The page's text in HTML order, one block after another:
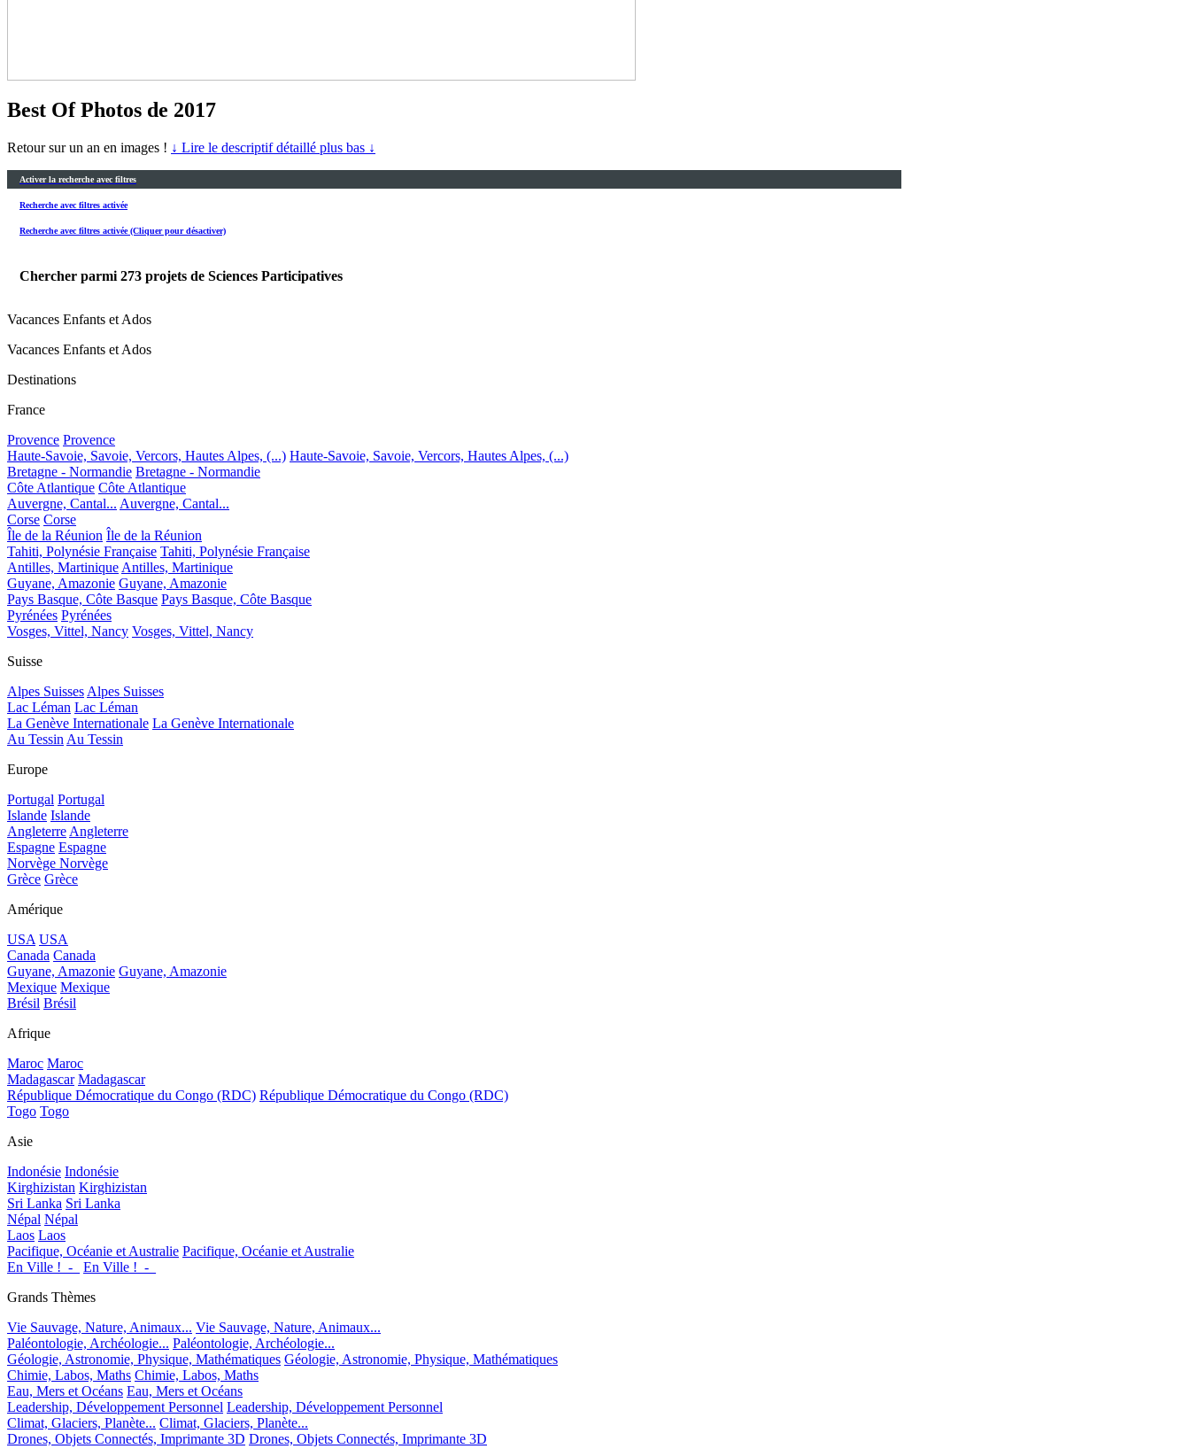
Best Of Photos de 2017
Retour sur un an en images ! ↓ Lire le descriptif détaillé plus bas ↓
Activer la recherche avec filtres
Recherche avec filtres activée
Recherche avec filtres activée (Cliquer pour désactiver)
Chercher parmi 273 projets de Sciences Participatives
Vacances Enfants et Ados
Vacances Enfants et Ados
Destinations
France
Provence Provence
Haute-Savoie, Savoie, Vercors, Hautes Alpes, (...) Haute-Savoie, Savoie, Vercors, Hautes Alpes, (...)
Bretagne - Normandie Bretagne - Normandie
Côte Atlantique Côte Atlantique
Auvergne, Cantal... Auvergne, Cantal...
Corse Corse
Île de la Réunion Île de la Réunion
Tahiti, Polynésie Française Tahiti, Polynésie Française
Antilles, Martinique Antilles, Martinique
Guyane, Amazonie Guyane, Amazonie
Pays Basque, Côte Basque Pays Basque, Côte Basque
Pyrénées Pyrénées
Vosges, Vittel, Nancy Vosges, Vittel, Nancy
Suisse
Alpes Suisses Alpes Suisses
Lac Léman Lac Léman
La Genève Internationale La Genève Internationale
Au Tessin Au Tessin
Europe
Portugal Portugal
Islande Islande
Angleterre Angleterre
Espagne Espagne
Norvège Norvège
Grèce Grèce
Amérique
USA USA
Canada Canada
Guyane, Amazonie Guyane, Amazonie
Mexique Mexique
Brésil Brésil
Afrique
Maroc Maroc
Madagascar Madagascar
République Démocratique du Congo (RDC) République Démocratique du Congo (RDC)
Togo Togo
Asie
Indonésie Indonésie
Kirghizistan Kirghizistan
Sri Lanka Sri Lanka
Népal Népal
Laos Laos
Pacifique, Océanie et Australie Pacifique, Océanie et Australie
En Ville !_-_
En Ville !_-_
Grands Thèmes
Vie Sauvage, Nature, Animaux... Vie Sauvage, Nature, Animaux...
Paléontologie, Archéologie... Paléontologie, Archéologie...
Géologie, Astronomie, Physique, Mathématiques Géologie, Astronomie, Physique, Mathématiques
Chimie, Labos, Maths Chimie, Labos, Maths
Eau, Mers et Océans Eau, Mers et Océans
Leadership, Développement Personnel Leadership, Développement Personnel
Climat, Glaciers, Planète... Climat, Glaciers, Planète...
Drones, Objets Connectés, Imprimante 3D Drones, Objets Connectés, Imprimante 3D